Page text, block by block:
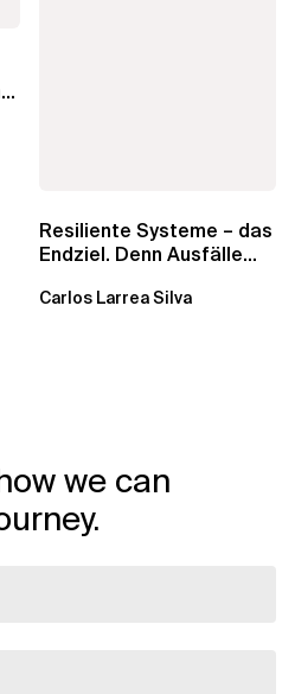
Resiliente Systeme – das
Endziel. Denn Ausfälle
Carlos Larrea Silva
we can